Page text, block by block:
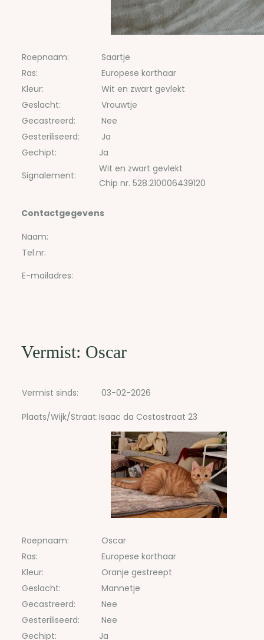
Roepnaam:
Saartje
Ras:
Europese korthaar
Kleur:
Wit en zwart gevlekt
Geslacht:
Vrouwtje
Gecastreerd:
Nee
Gesteriliseerd:
Ja
Gechipt:
Ja
Signalement:
Wit en zwart gevlekt
Chip nr. 528.210006439120
Contactgegevens
Naam:
Tel.nr:
E-mailadres:
Vermist: Oscar
Vermist sinds: 03-02-2026
Plaats/Wijk/Straat:Isaac da Costastraat 23
Roepnaam:
Oscar
Ras:
Europese korthaar
Kleur:
Oranje gestreept
Geslacht:
Mannetje
Gecastreerd:
Nee
Gesteriliseerd:
Nee
Gechipt:
Ja